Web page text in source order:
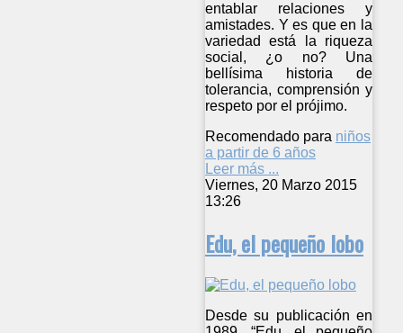
entablar relaciones y
amistades. Y es que en la
variedad está la riqueza
social, ¿o no? Una
bellísima historia de
tolerancia, comprensión y
respeto por el prójimo.
Recomendado para niños
a partir de 6 años
Leer más ...
Viernes, 20 Marzo 2015
13:26
Edu, el pequeño lobo
Desde su publicación en